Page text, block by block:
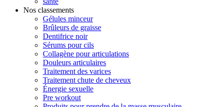
Nos classements
Gélules minceur
Brûleurs de graisse
Dentifrice noir
Sérums pour cils
Collagène pour articulations
Douleurs articulaires
Traitement des varices
Traitement chute de cheveux
Énergie sexuelle
Pre workout